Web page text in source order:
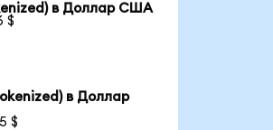
в Доллар США
$
в Доллар
$